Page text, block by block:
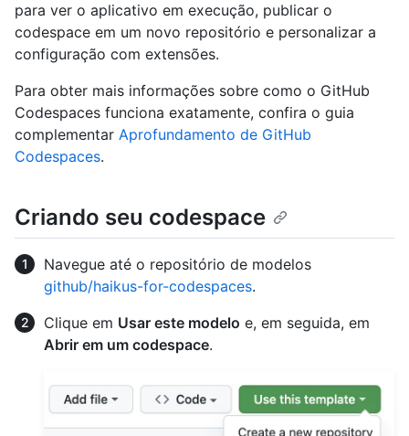
para ver o aplicativo em execução, publicar o
codespace em um novo repositório e personalizar a
configuração com extensões.
Para obter mais informações sobre como o GitHub
Codespaces funciona exatamente, confira o guia
complementar Aprofundamento de GitHub
Codespaces.
Criando seu codespace
Navegue até o repositório de modelos
github/haikus-for-codespaces.
Clique em Usar este modelo e, em seguida, em
Abrir em um codespace.